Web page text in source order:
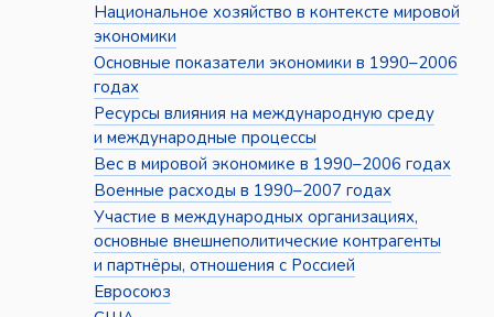
Национальное хозяйство в контексте мировой
экономики
Основные показатели экономики в 1990–2006
годах
Ресурсы влияния на международную среду
и международные процессы
Вес в мировой экономике в 1990–2006 годах
Военные расходы в 1990–2007 годах
Участие в международных организациях,
основные внешнеполитические контрагенты
и партнёры, отношения с Россией
Евросоюз